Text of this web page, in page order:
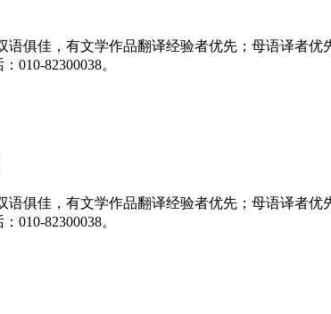
俱佳，有文学作品翻译经验者优先；母语译者
010-82300038。
俱佳，有文学作品翻译经验者优先；母语译者
010-82300038。